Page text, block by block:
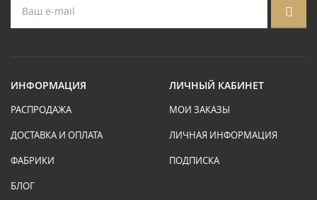
ИНФОРМАЦИЯ
РАСПРОДАЖА
ДОСТАВКА И ОПЛАТА
ФАБРИКИ
БЛОГ
ЛИЧНЫЙ КАБИНЕТ
МОИ ЗАКАЗЫ
ЛИЧНАЯ ИНФОРМАЦИЯ
ПОДПИСКА